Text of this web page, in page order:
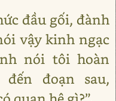
đầu gối, đành
vậy kinh ngạc
nói tôi hoàn
đoạn sau,